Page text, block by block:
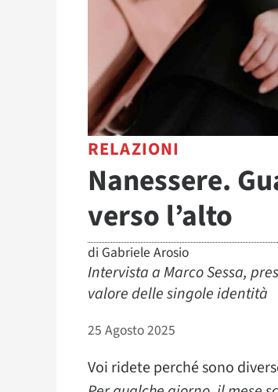
RELAZIONI
Nanessere.
verso l’alto
di Gabriele Arosio
Intervista a Marco Sessa,
valore delle singole identità
25 Agosto 2025
Voi ridete perché sono